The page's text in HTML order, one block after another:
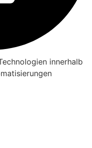
innerhalb